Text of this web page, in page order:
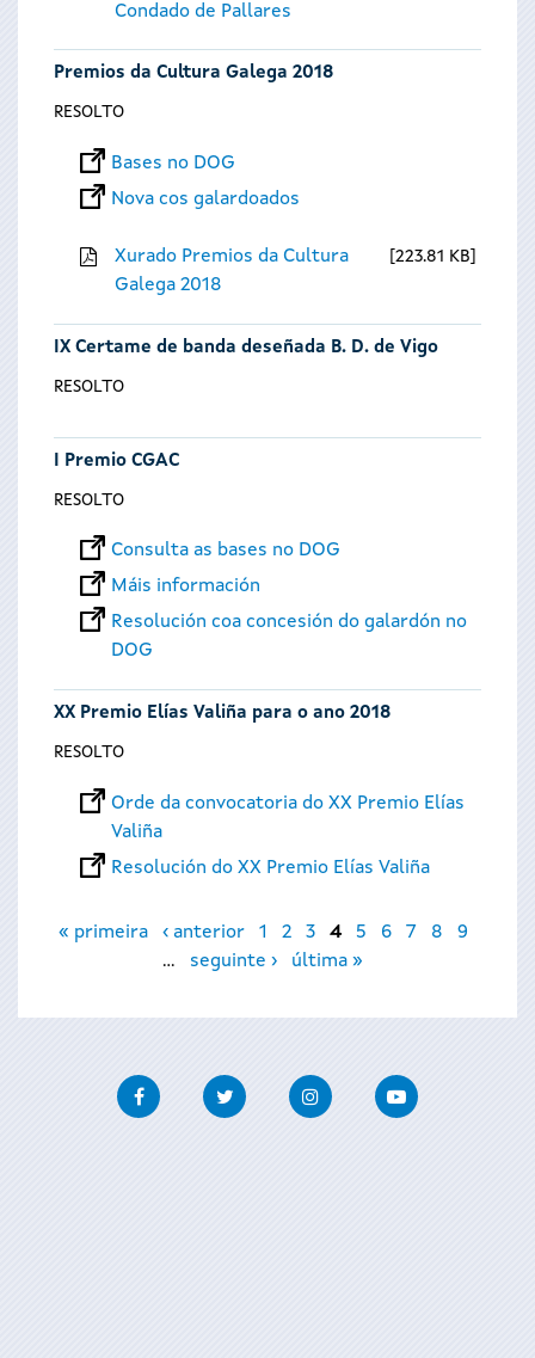
Condado de Pallares
Premios da Cultura Galega 2018
RESOLTO
Bases no DOG
Nova cos galardoados
Xurado Premios da Cultura
Galega 2018
223.81 KB
IX Certame de banda deseñada B. D. de Vigo
RESOLTO
I Premio CGAC
RESOLTO
Consulta as bases no DOG
Máis información
Resolución coa concesión do galardón no
DOG
XX Premio Elías Valiña para o ano 2018
RESOLTO
Orde da convocatoria do XX Premio Elías
Valiña
Resolución do XX Premio Elías Valiña
Páxinas
« primeira ‹ anterior 1 2 3 4 5 6 7 8
9
…
seguinte › última »
FacebookTwitter InstagramYoutube